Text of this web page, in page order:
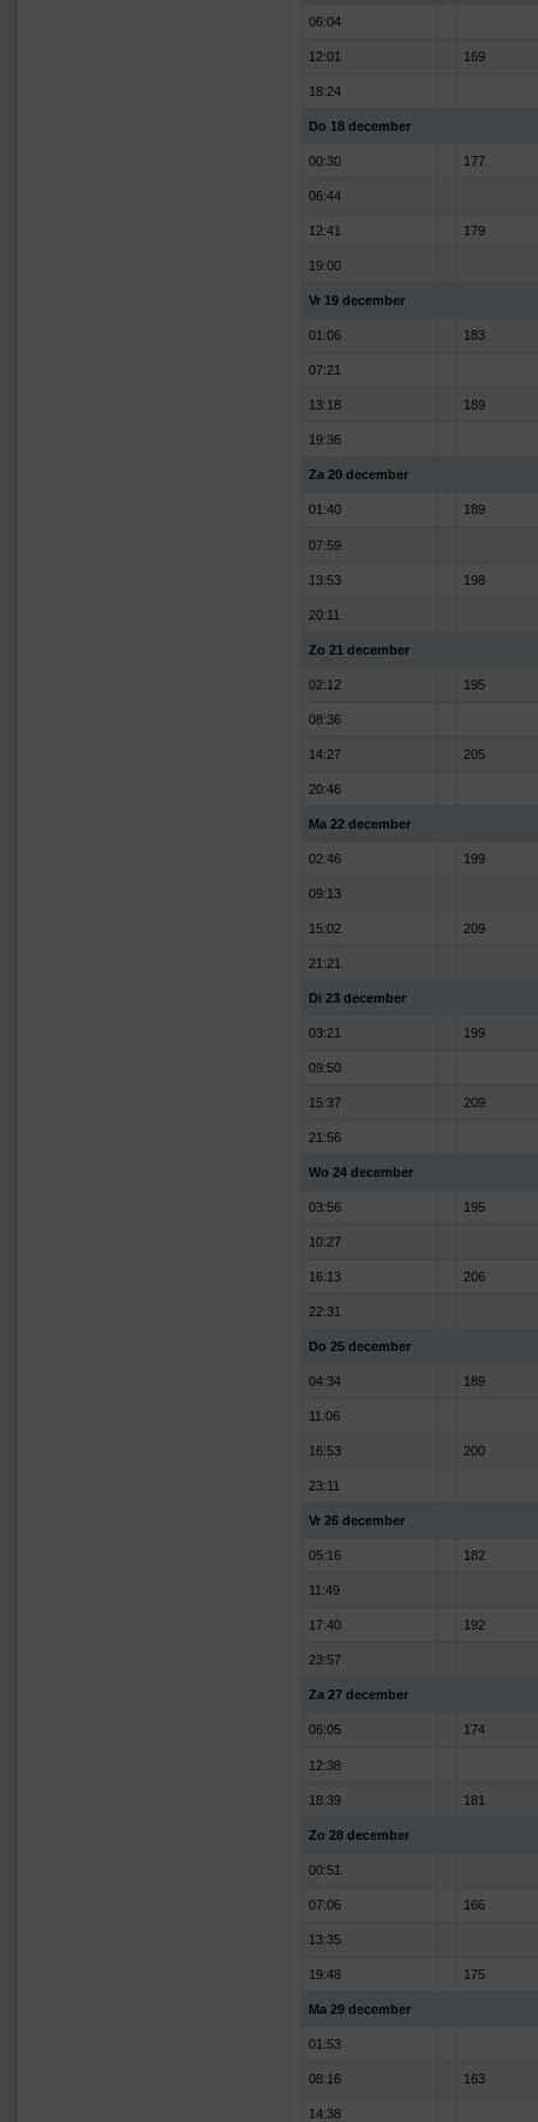
06:04
12:01 169
18:24
Do 18 december
00:30 177
06:44
12:41 179
19:00
Vr 19 december
01:06 183
07:21
13:18 189
19:36
Za 20 december
01:40 189
07:59
13:53 198
20:11
Zo 21 december
02:12 195
08:36
14:27 205
20:46
Ma 22 december
02:46 199
09:13
15:02 209
21:21
Di 23 december
03:21 199
09:50
15:37 209
21:56
Wo 24 december
03:56 195
10:27
16:13 206
22:31
Do 25 december
04:34 189
11:06
16:53 200
23:11
Vr 26 december
05:16 182
11:49
17:40 192
23:57
Za 27 december
06:05 174
12:38
18:39 181
Zo 28 december
00:51
07:06 166
13:35
19:48 175
Ma 29 december
01:53
08:16 163
14:38